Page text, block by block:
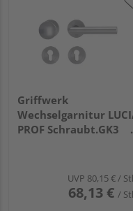
Griffwerk
Wechselgarnitur
PROF Schraubt.GK3
UVP 80,15 €/
68,13 € /